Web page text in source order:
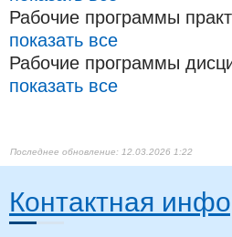
Рабочие программы
показать все
Рабочие программы
показать все
12.03.2026 1:22
Контактная